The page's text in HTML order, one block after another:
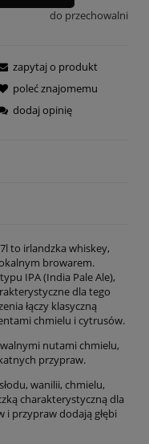
do przechowalni
zapytaj o produkt
poleć znajomemu
dodaj opinię
to irlandzka whiskey,
browarem.
IPA (India Pale Ale),
dla tego
łączy klasyczną
chmielu i cytrusów.
nutami chmielu,
przypraw.
wanilii, chmielu,
charakterystyczną dla
i przypraw dodają głębi